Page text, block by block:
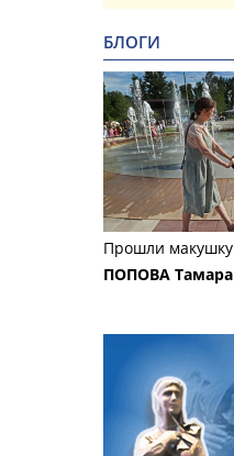
БЛОГИ
Прошли макушку
ПОПОВА Тамара